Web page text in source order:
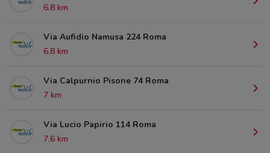
6.8 km
Via Aufidio Namusa 224 Roma
6.8 km
Via Calpurnio Pisone 74 Roma
7 km
Via Lucio Papirio 114 Roma
7.6 km